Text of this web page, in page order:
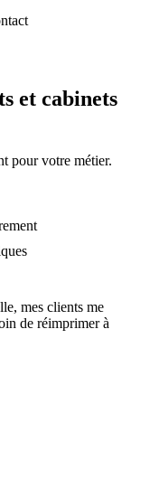
et cabinets
pour votre métier.
mes clients me
de réimprimer à